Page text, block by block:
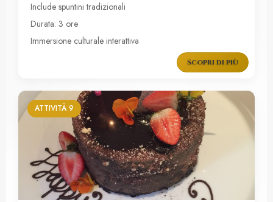
Include spuntini tradizionali
Durata: 3 ore
Immersione culturale interattiva
Scopri di più
ATTIVITÀ 9